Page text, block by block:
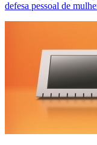
defesa pessoal de